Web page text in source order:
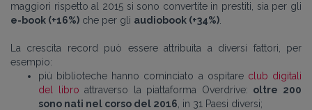
maggiori rispetto al 2015 si sono convertite in prestiti, sia per gli
e-book (+16%) che per gli audiobook (+34%)
La crescita record può essere attribuita a diversi fattori, per
esempio:
più biblioteche hanno cominciato a ospitare club digitali
del libro attraverso la piattaforma Overdrive: oltre 200
sono nati nel corso del 2016 , in 31 Paesi diversi;